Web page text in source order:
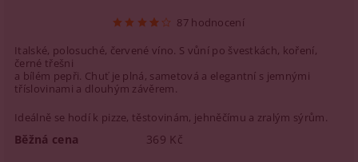
87 hodnocení
Italské, polosuché, červené víno. S vůní po švestkách, koření,
černé třešni
a bílém pepři. Chuť je plná, sametová a elegantní s jemnými
tříslovinami a dlouhým závěrem.
Ideálně se hodí k pizze, těstovinám, jehněčímu a zralým sýrům.
Běžná cena 369 Kč